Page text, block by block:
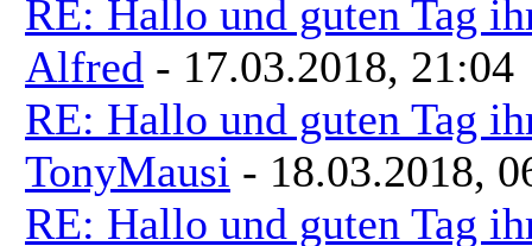
RE: Hallo und guten Tag
Alfred - 17.03.2018, 21:04
RE: Hallo und guten Tag
TonyMausi - 18.03.2018,
RE: Hallo und guten Tag